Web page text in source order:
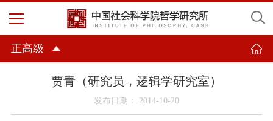
正高级
贾青（研究员，逻辑学研究室）
发布日期： 2014-10-20